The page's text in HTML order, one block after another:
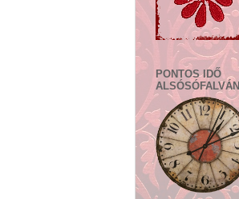
PONTOS IDŐ
ALSÓSÓFALVÁN